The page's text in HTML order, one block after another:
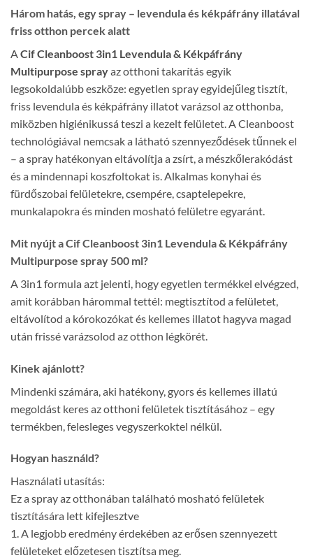
Három hatás, egy spray – levendula és kékpáfrány illatával
friss otthon percek alatt
ACif Cleanboost 3in1 Levendula & Kékpáfrány
Multipurpose sprayaz otthoni takarítás egyik
legsokoldalúbb eszköze: egyetlen spray egyidejűleg tisztít,
friss levendula és kékpáfrány illatot varázsol az otthonba,
miközben higiénikussá teszi a kezelt felületet. A Cleanboost
technológiával nemcsak a látható szennyeződések tűnnek el
– a spray hatékonyan eltávolítja a zsírt, a mészkőlerakódást
és a mindennapi koszfoltokat is. Alkalmas konyhai és
fürdőszobai felületekre, csempére, csaptelepekre,
munkalapokra és minden mosható felületre egyaránt.
Mit nyújt a Cif Cleanboost 3in1 Levendula & Kékpáfrány
Multipurpose spray 500 ml?
A 3in1 formula azt jelenti, hogy egyetlen termékkel elvégzed,
amit korábban hárommal tettél: megtisztítod a felületet,
eltávolítod a kórokozókat és kellemes illatot hagyva magad
után frissé varázsolod az otthon légkörét.
Kinek ajánlott?
Mindenki számára, aki hatékony, gyors és kellemes illatú
megoldást keres az otthoni felületek tisztításához – egy
termékben, felesleges vegyszerkoktel nélkül.
Hogyan használd?
Használati utasítás:
Ez a spray az otthonában található mosható felületek
tisztítására lett kifejlesztve
1. A legjobb eredmény érdekében az erősen szennyezett
felületeket előzetesen tisztítsa meg.